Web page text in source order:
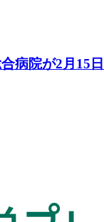
病院が2月15